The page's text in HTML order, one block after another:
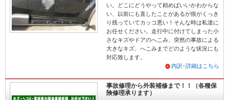
い。どこにどうやって頼めばいいかわからな
い、以前にも直したことがあるが痕がくっき
り残っていてカッコ悪い！そんな時は私達に
お任せください。走行中に付けてしまった小
さなキズやドアのへこみ、突然の事故による
大きなキズ、へこみまでどのような状況にも
対応致します。
内訳･詳細はこちら
事故修理から外装補修まで！！（各種保
険修理承ります）